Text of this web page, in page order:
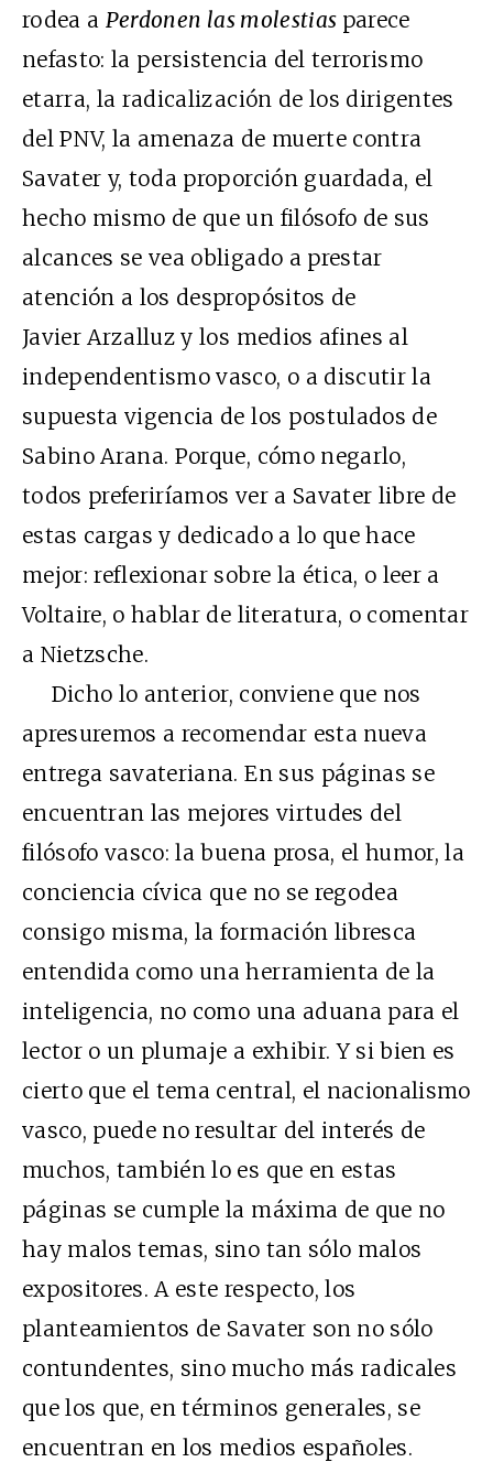
rodea a Perdonen las molestias parece
nefasto: la persistencia del terrorismo
etarra, la radicalización de los dirigentes
del PNV, la amenaza de muerte contra
Savater y, toda proporción guardada, el
hecho mismo de que un filósofo de sus
alcances se vea obligado a prestar
atención a los despropósitos de
Javier Arzalluz y los medios afines al
independentismo vasco, o a discutir la
supuesta vigencia de los postulados de
Sabino Arana. Porque, cómo negarlo,
todos preferiríamos ver a Savater libre de
estas cargas y dedicado a lo que hace
mejor: reflexionar sobre la ética, o leer a
Voltaire, o hablar de literatura, o comentar
a Nietzsche.
Dicho lo anterior, conviene que nos
apresuremos a recomendar esta nueva
entrega savateriana. En sus páginas se
encuentran las mejores virtudes del
filósofo vasco: la buena prosa, el humor, la
conciencia cívica que no se regodea
consigo misma, la formación libresca
entendida como una herramienta de la
inteligencia, no como una aduana para el
lector o un plumaje a exhibir. Y si bien es
cierto que el tema central, el nacionalismo
vasco, puede no resultar del interés de
muchos, también lo es que en estas
páginas se cumple la máxima de que no
hay malos temas, sino tan sólo malos
expositores. A este respecto, los
planteamientos de Savater son no sólo
contundentes, sino mucho más radicales
que los que, en términos generales, se
encuentran en los medios españoles.